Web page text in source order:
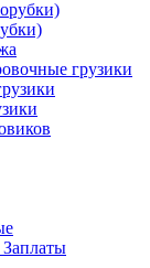
грузики
Заплаты